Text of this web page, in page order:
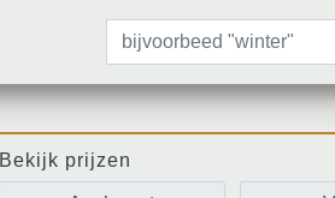
Bekijk prijzen